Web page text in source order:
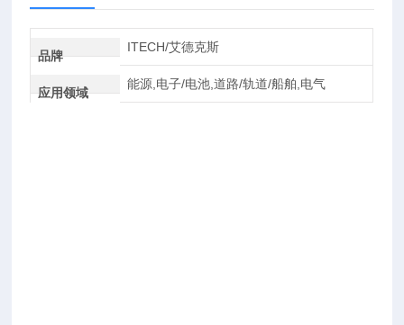
品牌
ITECH/艾德克斯
应用领域
能源,电子/电池,道路/轨道/船舶,电气